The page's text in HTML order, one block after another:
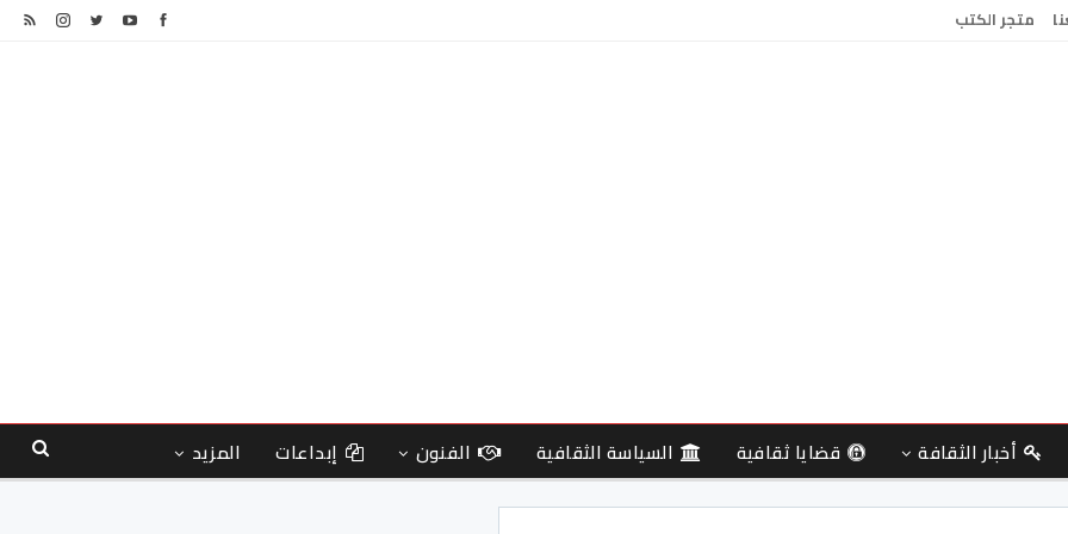
متجر الكتب
أخبار الثقافة قضايا ثقافية السياسة الثقافية الفنون إبداعات المزيد